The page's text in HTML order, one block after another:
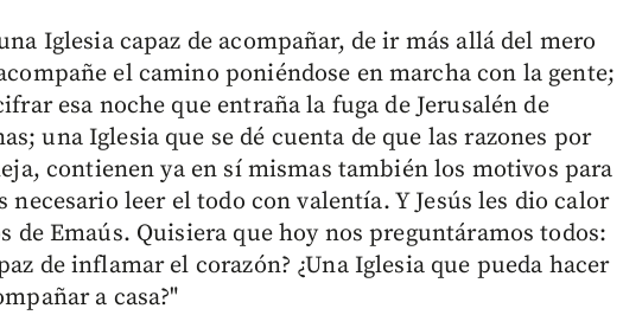
Iglesia capaz de acompañar, de ir más allá del mero
el camino poniéndose en marcha con la gente;
esa noche que entraña la fuga de Jerusalén de
una Iglesia que se dé cuenta de que las razones por
contienen ya en sí mismas también los motivos para
leer el todo con valentía. Y Jesús les dio calor
de Emaús. Quisiera que hoy nos preguntáramos todos:
de inflamar el corazón? ¿Una Iglesia que pueda hacer
a casa?"